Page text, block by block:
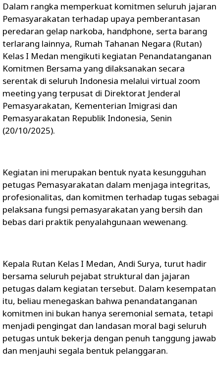
Dalam rangka memperkuat komitmen seluruh jajaran
Pemasyarakatan terhadap upaya pemberantasan
peredaran gelap narkoba, handphone, serta barang
terlarang lainnya, Rumah Tahanan Negara (Rutan)
Kelas I Medan mengikuti kegiatan Penandatanganan
Komitmen Bersama yang dilaksanakan secara
serentak di seluruh Indonesia melalui virtual zoom
meeting yang terpusat di Direktorat Jenderal
Pemasyarakatan, Kementerian Imigrasi dan
Pemasyarakatan Republik Indonesia, Senin
(20/10/2025).
Kegiatan ini merupakan bentuk nyata kesungguhan
petugas Pemasyarakatan dalam menjaga integritas,
profesionalitas, dan komitmen terhadap tugas sebagai
pelaksana fungsi pemasyarakatan yang bersih dan
bebas dari praktik penyalahgunaan wewenang.
Kepala Rutan Kelas I Medan, Andi Surya, turut hadir
bersama seluruh pejabat struktural dan jajaran
petugas dalam kegiatan tersebut. Dalam kesempatan
itu, beliau menegaskan bahwa penandatanganan
komitmen ini bukan hanya seremonial semata, tetapi
menjadi pengingat dan landasan moral bagi seluruh
petugas untuk bekerja dengan penuh tanggung jawab
dan menjauhi segala bentuk pelanggaran.